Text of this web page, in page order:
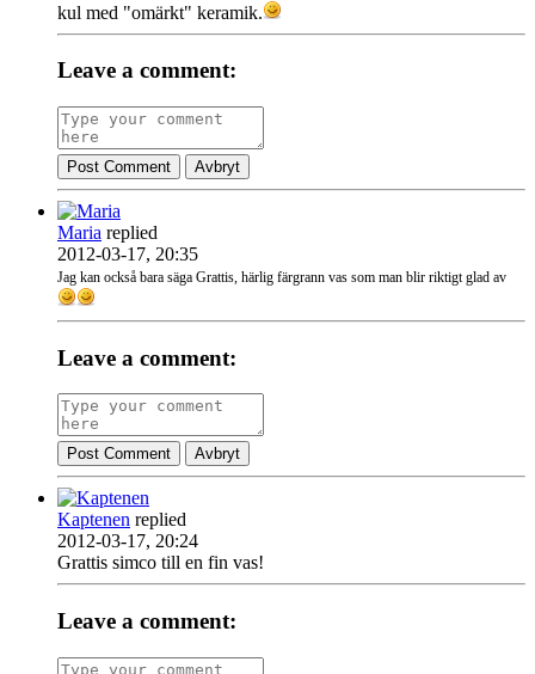
kul med "omärkt" keramik.
Leave a comment:
Post Comment Avbryt
Maria replied
2012-03-17, 20:35
Jag kan också bara säga Grattis, härlig färgrann vas som man blir riktigt glad av
Leave a comment:
Post Comment Avbryt
Kaptenen replied
2012-03-17, 20:24
Grattis simco till en fin vas!
Leave a comment: